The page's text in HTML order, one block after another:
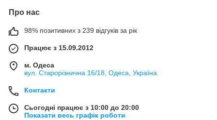
Про нас
98% позитивних з 239 відгуків за рік
Працює з 15.09.2012
м. Одеса
вул. Старорізнична 16/18, Одеса, Україна
Контакти
Сьогодні працює з 10:00 до 20:00
Показати весь графік роботи